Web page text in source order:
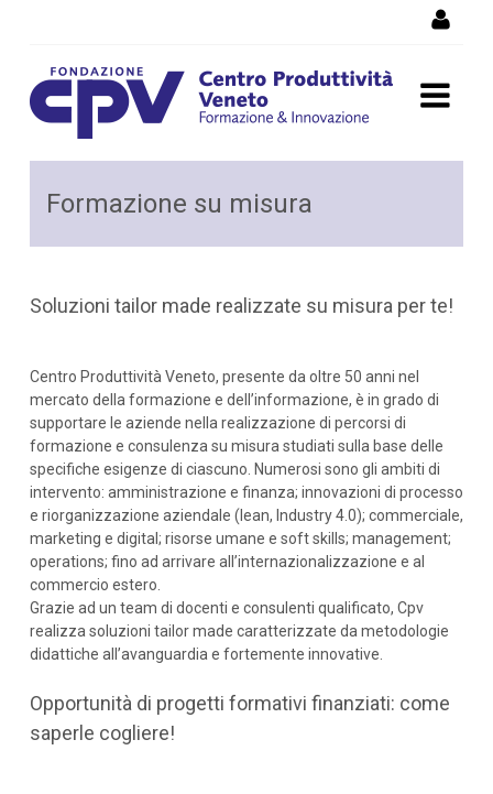
Attività formative in
azienda
Formazione su misura
Soluzioni tailor made realizzate su misura per te!
Centro Produttività Veneto, presente da oltre 50 anni nel
mercato della formazione e dell’informazione, è in grado di
supportare le aziende nella realizzazione di percorsi di
formazione e consulenza su misura studiati sulla base delle
specifiche esigenze di ciascuno. Numerosi sono gli ambiti di
intervento: amministrazione e finanza; innovazioni di processo
e riorganizzazione aziendale (lean, Industry 4.0); commerciale,
marketing e digital; risorse umane e soft skills; management;
operations; fino ad arrivare all’internazionalizzazione e al
commercio estero.
Grazie ad un team di docenti e consulenti qualificato, Cpv
realizza soluzioni tailor made caratterizzate da metodologie
didattiche all’avanguardia e fortemente innovative.
Opportunità di progetti formativi finanziati: come
saperle cogliere!